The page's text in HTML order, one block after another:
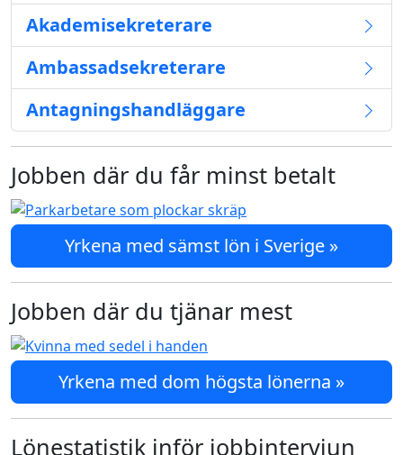
Akademisekreterare
Ambassadsekreterare
Antagningshandläggare
Jobben där du får minst betalt
Yrkena med sämst lön i Sverige »
Jobben där du tjänar mest
Yrkena med dom högsta lönerna »
Lönestatistik inför jobbintervjun